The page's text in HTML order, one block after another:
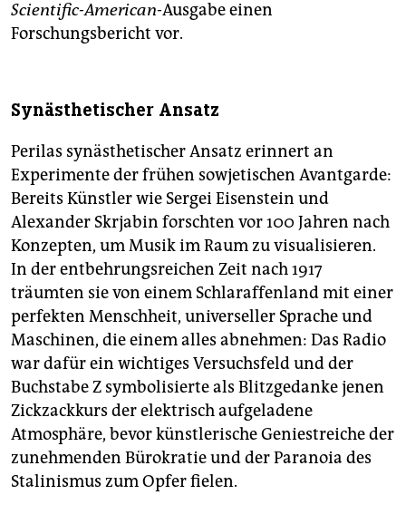
Scientific-American-Ausgabe einen
Forschungsbericht vor.
Synästhetischer Ansatz
Perilas synästhetischer Ansatz erinnert an
Experimente der frühen sowjetischen Avantgarde:
Bereits Künstler wie Sergei Eisenstein und
Alexander Skrjabin forschten vor 100 Jahren nach
Konzepten, um Musik im Raum zu visualisieren.
In der entbehrungsreichen Zeit nach 1917
träumten sie von einem Schlaraffenland mit einer
perfekten Menschheit, universeller Sprache und
Maschinen, die einem alles abnehmen: Das Radio
war dafür ein wichtiges Versuchsfeld und der
Buchstabe Z symbolisierte als Blitzgedanke jenen
Zickzackkurs der elektrisch aufgeladene
Atmosphäre, bevor künstlerische Geniestreiche der
zunehmenden Bürokratie und der Paranoia des
Stalinismus zum Opfer fielen.